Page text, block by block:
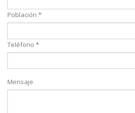
Población *
Teléfono *
Mensaje